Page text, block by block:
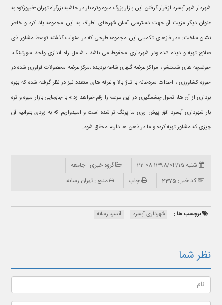
شهردار شهر آبسرد از قرار گرفتن این بازار بزرگ میوه وتره بار در حاشیه بزرگراه تهران -فیروزکوه به
عنوان دیگر مزیت آن جهت دسترسی آسان شهرهای اطراف به این مجموعه یاد کرد و خاطر
نشان ساخت: «در فازهای تکمیلی این مجموعه طرحی که در سنوات گذشته توسط مشاور ذی
صلاح تهیه و دیده شده ودر شهرداری محفوظ می باشد ، شامل راه اندازی واحد سورتینگ،
حوضچه های شستشو ، مراکز عرضه گلهای شاخه بردیده ،مرکز عرضه محصولات فراوری شده در
حوزه کشاورزی ، احداث سردخانه با تناژ بالا و غرفه های متعدد نیز در نظر گرفته شده که بهره
برداری از آن ها، تحول چشمگیری در این عرصه را رقم خواهد زد.» با جابجایی بازار میوه و تره
بار شهرداری آبسرد افق پیش روی ما پرنگ تر شده است و امیدواریم که به زودی بتوانیم آن
چیزی که مشاور تهیه کرده و ما در ذهن ها داریم محقق شود.
شنبه 1398/04/15 22:08
گروه خبری : جامعه
کد خبر : 2375
چاپ منبع : تهران رسانه
برچسب ها : شهرداری آبسرد آبسرد رسانه
نظر شما